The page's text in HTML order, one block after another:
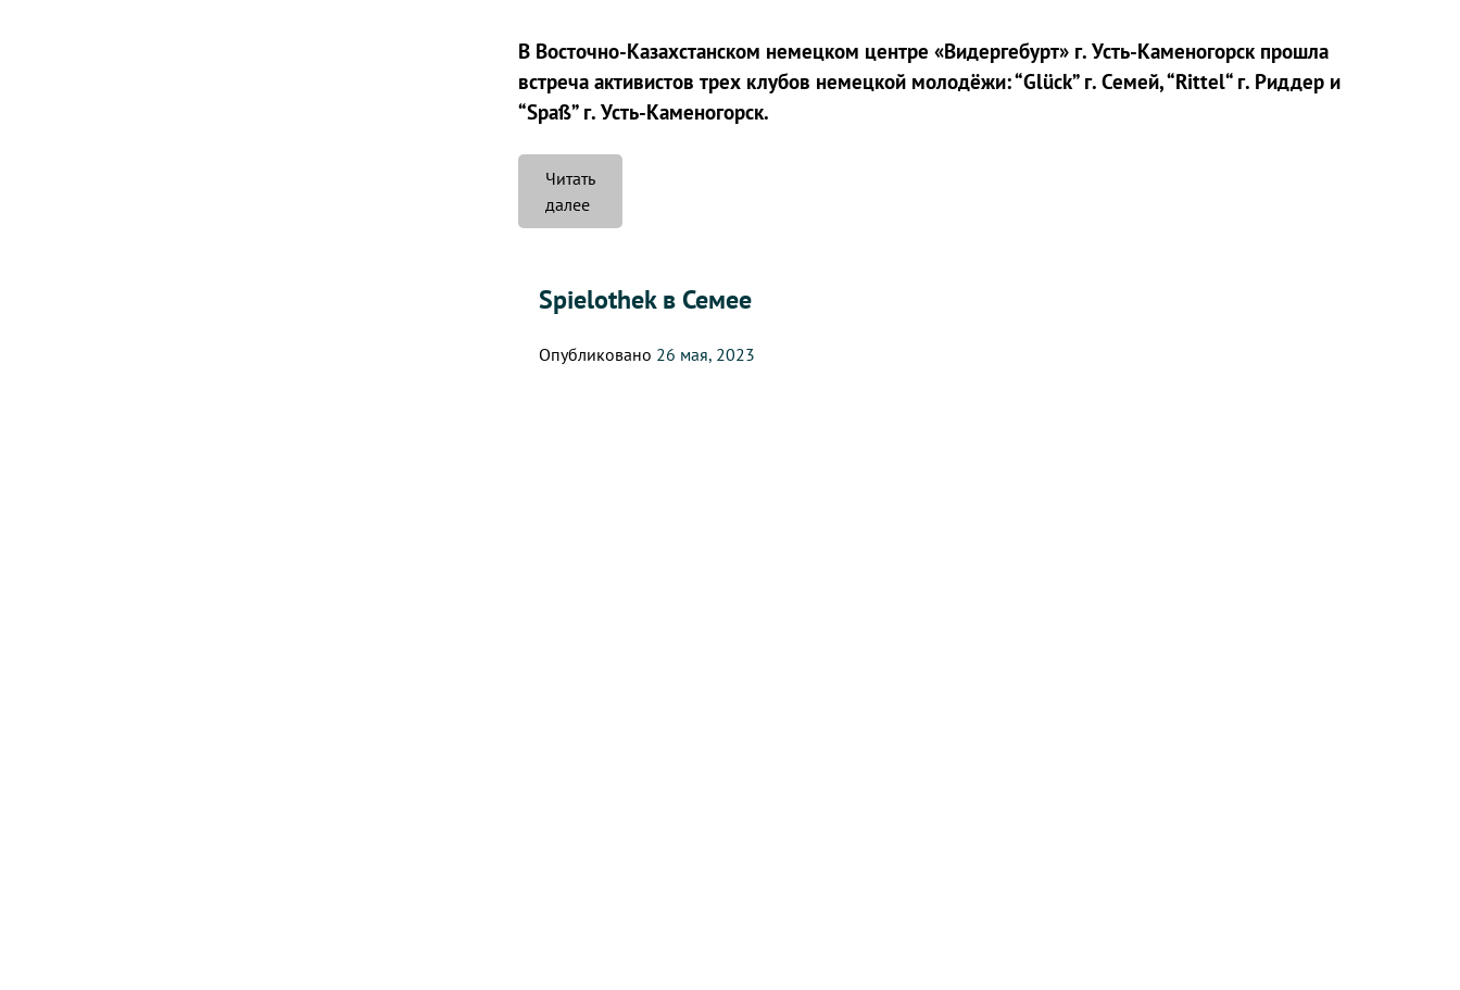
В Восточно-Казахстанском немецком центре «Видергебурт» г. Усть-Каменогорск прошла
встреча активистов трех клубов немецкой молодёжи: “Glück” г. Семей, “Rittel“ г. Риддер и
“Spaß” г. Усть-Каменогорск.
Читать
далее«Дружим
областями»
Spielothek в Семее
Опубликовано 26 мая, 2023